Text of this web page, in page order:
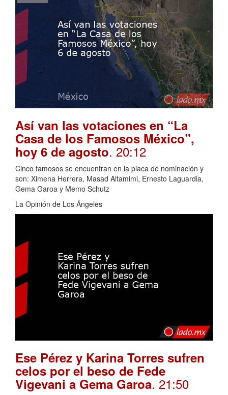
Así van las votaciones en “La
Casa de los Famosos México”,
hoy 6 de agosto. 20:12
Cinco famosos se encuentran en la placa de nominación y
son: Ximena Herrera, Masad Altamimi, Ernesto Laguardia,
Gema Garoa y Memo Schutz
La Opinión de Los Ángeles
Ese Pérez y Karina Torres sufren
celos por el beso de Fede
Vigevani a Gema Garoa. 21:50